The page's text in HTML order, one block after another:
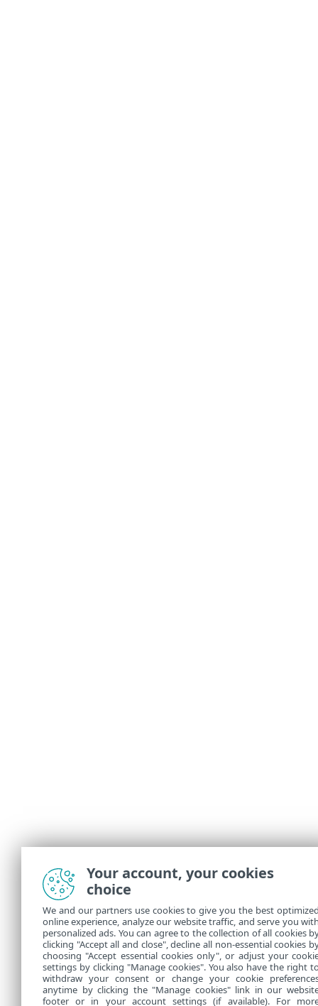
Your account, your cookies
choice
We and our partners use cookies to give you the best
online experience, analyze our website traffic, and serve you
personalized ads. You can agree to the collection of all cookies
clicking "Accept all and close", decline all non-essential cookies
choosing "Accept essential cookies only", or adjust your
settings by clicking "Manage cookies". You also have the right
withdraw your consent or change your cookie
anytime by clicking the "Manage cookies" link in our
footer or in your account settings (if available). For